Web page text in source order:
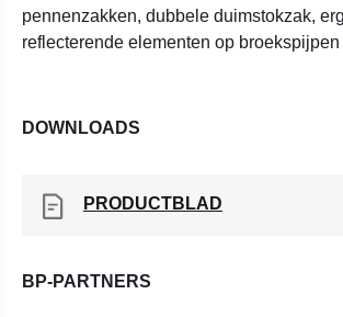
pennenzakken, dubbele duimstokzak,
reflecterende elementen op broekspijpen
DOWNLOADS
PRODUCTBLAD
BP-PARTNERS